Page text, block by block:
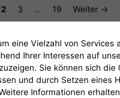
Seite
2 Seite
3 … Seite
19 Weiter →
eine Vielzahl von
Ihrer Interessen auf
Sie können sich
und durch Setzen eines
Informationen